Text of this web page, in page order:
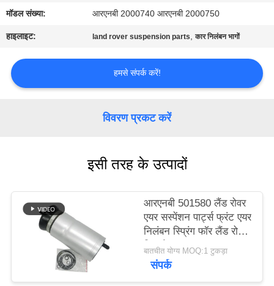
नियंत्रण
करें
साइटमैप
PRIVACY
POLICY
मॉडल संख्या: आरएनबी 2000740 आरएनबी 2000750
हाइलाइट: land rover suspension parts,कार निलंबन भागों
हमसे संपर्क करें!
विवरण प्रकट करें
इसी तरह के उत्पादों
आरएनबी 501580 लैंड रोवर
एयर सस्पेंशन पार्ट्स फ्रंट एयर
निलंबन स्प्रिंग फॉर लैंड रोवर
डिस्को 3
बातचीत योग्य MOQ:1 टुकड़ा
संपर्क